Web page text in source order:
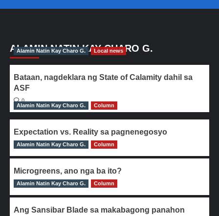
ALAMIN NATIN KAY CHARO G.
Alamin Natin Kay Charo G. Local news
Bataan, nagdeklara ng State of Calamity dahil sa
ASF
0
Alamin Natin Kay Charo G.
Column
Expectation vs. Reality sa pagnenegosyo
0
Alamin Natin Kay Charo G. Column
Microgreens, ano nga ba ito?
0
Alamin Natin Kay Charo G. Column
Ang Sansibar Blade sa makabagong panahon